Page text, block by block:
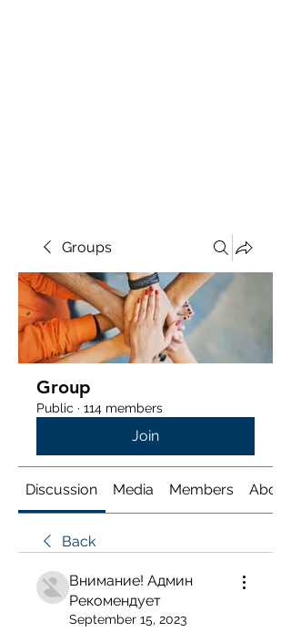
Groups
Group
Public · 114 members
Join
Discussion Media Members About
Back
Внимание! Админ
Рекомендует
September 15, 2023